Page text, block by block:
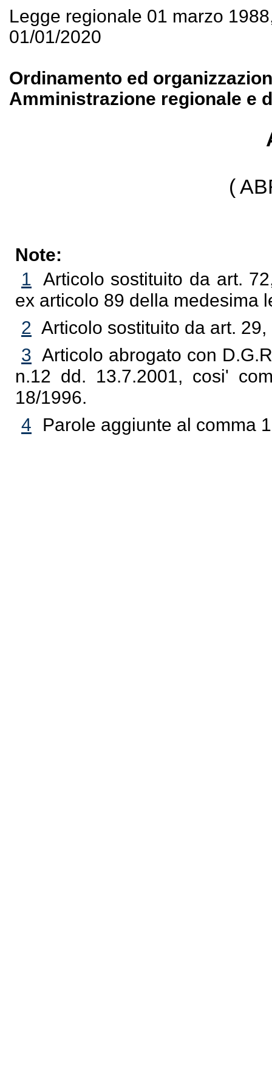
Legge regionale 01 marzo
01/01/2020
Ordinamento ed
Amministrazione regionale e
(
Note:
1 Articolo sostituito da art.
ex articolo 89 della medesima
2 Articolo sostituito da art.
3 Articolo abrogato con
n.12 dd. 13.7.2001, cosi'
18/1996.
4
Parole aggiunte al comma